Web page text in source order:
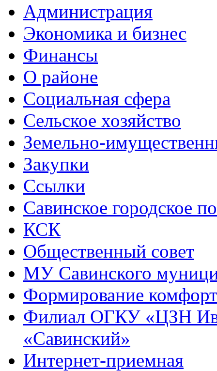
Администрация
Экономика и бизнес
Финансы
О районе
Социальная сфера
Сельское хозяйство
Земельно-
Закупки
Ссылки
Савинское городское
КСК
Общественный совет
МУ Савинского
Формирование
Филиал ОГКУ «ЦЗН
«Савинский»
Интернет-приемная